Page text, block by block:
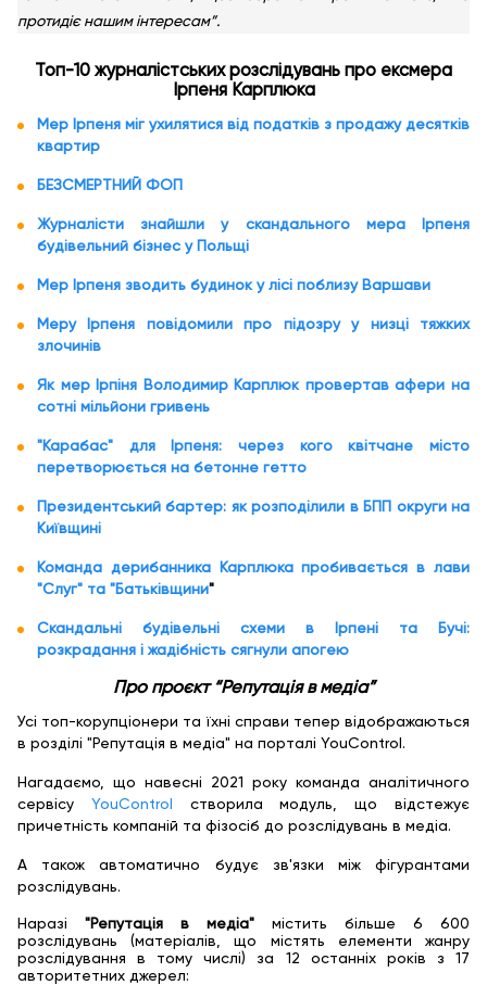
протидіє нашим інтересам”.
Топ-10 журналістських розслідувань про ексмера
Ірпеня Карплюка
Мер Ірпеня міг ухилятися від податків з продажу десятків
квартир
БЕЗСМЕРТНИЙ ФОП
Журналісти знайшли у скандального мера Ірпеня
будівельний бізнес у Польщі
Мер Ірпеня зводить будинок у лісі поблизу Варшави
Меру Ірпеня повідомили про підозру у низці тяжких
злочинів
Як мер Ірпіня Володимир Карплюк провертав афери на
сотні мільйони гривень
"Карабас" для Ірпеня: через кого квітчане місто
перетворюється на бетонне гетто
Президентський бартер: як розподілили в БПП округи на
Київщині
Команда дерибанника Карплюка пробивається в лави
"Слуг" та "Батьківщини"
Скандальні будівельні схеми в Ірпені та Бучі:
розкрадання і жадібність сягнули апогею
Про проєкт “Репутація в медіа”
Усі топ-корупціонери та їхні справи тепер відображаються
в розділі "Репутація в медіа" на порталі YouControl.
Нагадаємо, що навесні 2021 року команда аналітичного
сервісу YouControl створила модуль, що відстежує
причетність компаній та фізосіб до розслідувань в медіа.
А також автоматично будує зв'язки між фігурантами
розслідувань.
Наразі "Репутація в медіа" містить більше 6 600
розслідувань (матеріалів, що містять елементи жанру
розслідування в тому числі) за 12 останніх років з 17
авторитетних джерел: